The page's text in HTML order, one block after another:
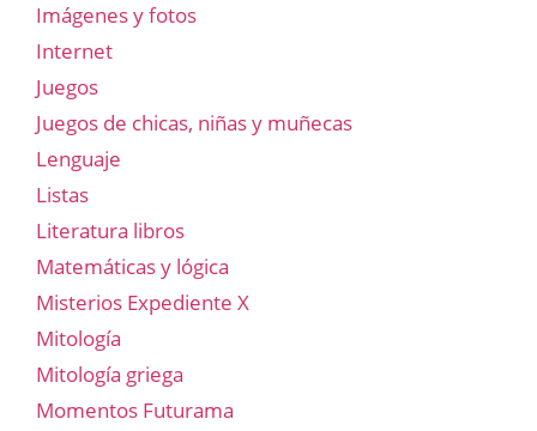
Imágenes y fotos
Internet
Juegos
Juegos de chicas, niñas y muñecas
Lenguaje
Listas
Literatura libros
Matemáticas y lógica
Misterios Expediente X
Mitología
Mitología griega
Momentos Futurama